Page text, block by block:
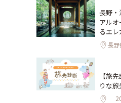
長野・
アル
るエ
長
【旅
りな